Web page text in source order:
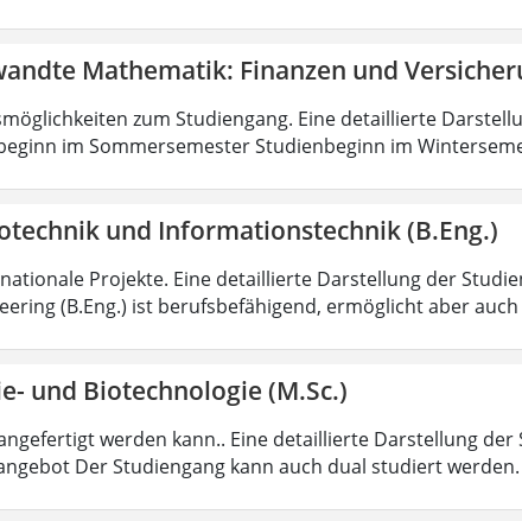
Mathematik: Finanzen und
zum Studiengang. Eine detaillierte
im Sommersemester Studienbeginn im
und Informationstechnik (B.Eng.)
Projekte. Eine detaillierte Darstellung der
(B.Eng.) ist berufsbefähigend, ermöglicht aber
und Biotechnologie (M.Sc.)
werden kann.. Eine detaillierte Darstellung der
Der Studiengang kann auch dual studiert